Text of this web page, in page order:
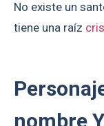
No existe un
tiene una raíz
nombre